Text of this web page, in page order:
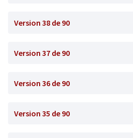
Version 38 de 90
Version 37 de 90
Version 36 de 90
Version 35 de 90